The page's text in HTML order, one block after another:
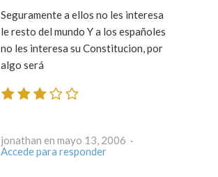
Seguramente a ellos no les interesa
le resto del mundo Y a los españoles
no les interesa su Constitucion, por
algo será
jonathan en mayo 13, 2006 ·
Accede para responder